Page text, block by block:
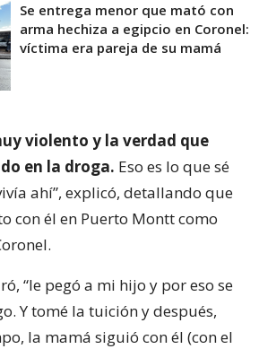
Se entrega menor que mató con
arma hechiza a egipcio en Coronel:
víctima era pareja de su mamá
violento y la verdad que
en la droga. Eso es lo que sé
ahí”, explicó, detallando que
con él en Puerto Montt como
“le pegó a mi hijo y por eso se
Y tomé la tuición y después,
la mamá siguió con él (con el